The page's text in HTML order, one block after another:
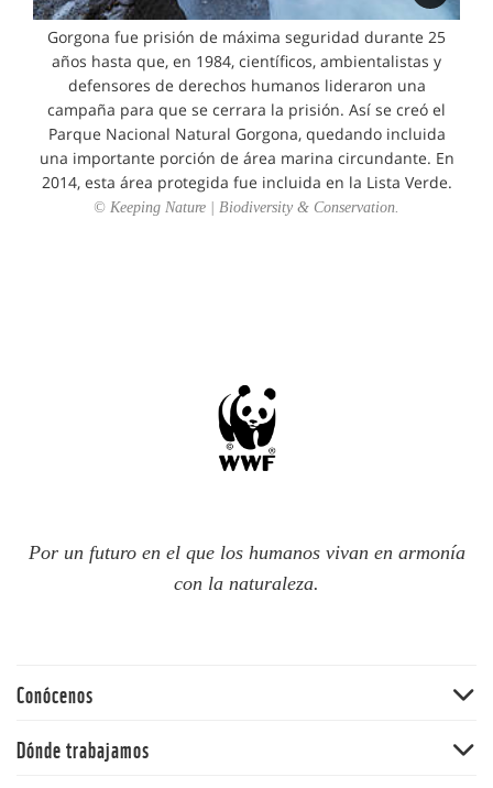
Gorgona fue prisión de máxima seguridad durante 25
años hasta que, en 1984, científicos, ambientalistas y
defensores de derechos humanos lideraron una
campaña para que se cerrara la prisión. Así se creó el
Parque Nacional Natural Gorgona, quedando incluida
una importante porción de área marina circundante. En
2014, esta área protegida fue incluida en la Lista Verde.
© Keeping Nature | Biodiversity & Conservation.
Por un futuro en el que los humanos vivan en armonía
con la naturaleza.
Conócenos
60 aniversario
Dónde trabajamos